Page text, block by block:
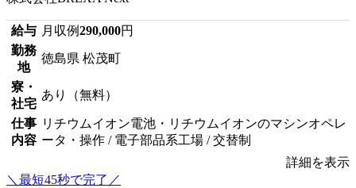
給与 月収例290,000円
勤務
地
徳島県 松茂町
寮・
社宅
あり（無料）
仕事
内容
リチウムイオン電池・リチウムイオンのマシンオペレ
ータ・操作 / 電子部品系工場 / 交替制
詳細を表示
＼最短45秒で完了／